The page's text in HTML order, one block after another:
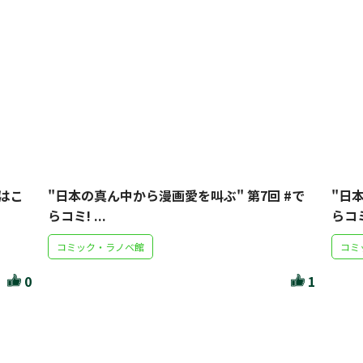
こ
0
"日本の真ん中から漫画愛を叫ぶ" 第7回 #で
らコミ! ...
コミック・ラノベ館
1
"日
らコ
コミ